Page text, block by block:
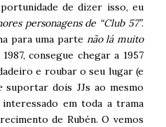
de dizer isso, eu
personagens de “Club 57”.
para uma parte não lá muito
consegue chegar a 1957
e roubar o seu lugar (e
suportar dois JJs ao mesmo
em toda a trama
de Rubén. O vemos